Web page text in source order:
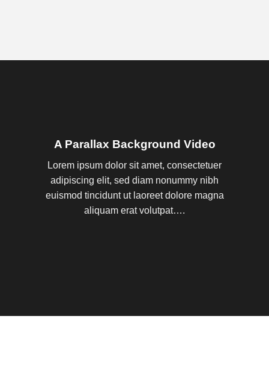
A Parallax Background Video
Lorem ipsum dolor sit amet, consectetuer
adipiscing elit, sed diam nonummy nibh
euismod tincidunt ut laoreet dolore magna
aliquam erat volutpat….